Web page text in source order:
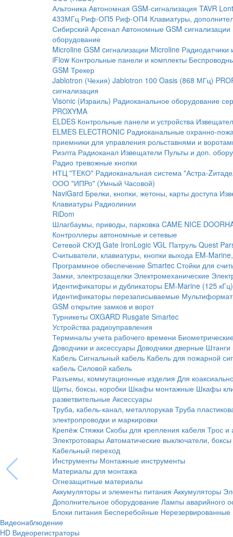
Альтоника Автономная GSM-сигнализация TAVR
433МГц Риф-ОП5 Риф-ОП4 Клавиатуры,
Сибирский Арсенал Автономные GSM сигнализации
оборудование
Microline GSM cигнализации Microline Радиодатчики
iFlow Контрольные панели и комплекты
GSM Трекер
Jablotron (Чехия) Jablotron 100 Oasis (868 МГц)
сигнализация
Visonic (Израиль) Радиоканальное оборудование
PROXYMA
ELDES Контрольные панели и устройства
ELMES ELECTRONIC Радиоканальные охранно-
приемники для управления рольставнями и
Риэлта Радиоканал Извещатели Пульты и доп.
Радио тревожные кнопки
НТЦ "ТЕКО" Радиоканальная система "Астра-
ООО "ИПРо" (Умный Часовой)
NaviGard Брелки, кнопки, жетоны, карты доступа
Клавиатуры Радиолинии
RiDom
Шлагбаумы, приводы, парковка CAME NICE
Контроллеры автономные и сетевые
Сетевой СКУД Gate IronLogic VGL Патруль Quest
Считыватели, клавиатуры, кнопки выхода EM-
Программное обеспечение Smartec Стойки для
Замки, электрозащелки Электромеханические
Идентификаторы и дубликаторы EM-Marine (125 кГц)
Идентификаторы перезаписываемые
GSM открытие замков и ворот
Турникеты OXGARD Rusgate Smartec
Устройства радиоуправления
Терминалы учета рабочего времени
Доводчики и аксессуары Доводчики дверные Штанги
Кабель Сигнальный кабель Кабель для пожарной
кабель Силовой кабель
Разъемы, коммутационные изделия Для
Щиты, боксы, коробки Шкафы монтажные Шкафы
разветвительные Аксессуары
Труба, кабель-канал, металлорукав Труба
электропроводки и маркировки
Крепёж Стяжки Скобы для крепления кабеля Трос и
Электротовары Автоматические выключатели, боксы
Кабельный переход
Инструменты Монтажные инструменты
Материалы для монтажа
Огнезащитные материалы
Аккумуляторы и элементы питания Аккумуляторы
Дополнительное оборудование Лампы аварийного
Блоки питания Бесперебойные Нерезервированные
Видеонаблюдение
HD Видеорегистраторы